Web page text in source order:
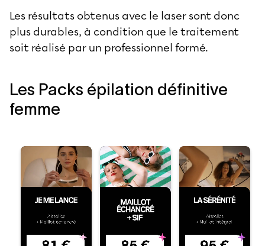
Les résultats obtenus avec le laser sont donc
plus durables, à condition que le traitement
soit réalisé par un professionnel formé.
Les Packs épilation définitive
femme